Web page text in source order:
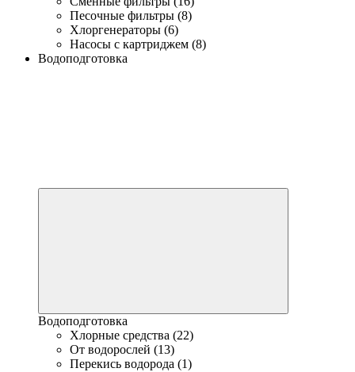
Песочные фильтры (8)
Хлоргенераторы (6)
Насосы с картриджем (8)
Водоподготовка
Водоподготовка
Хлорные средства (22)
От водорослей (13)
Перекись водорода (1)